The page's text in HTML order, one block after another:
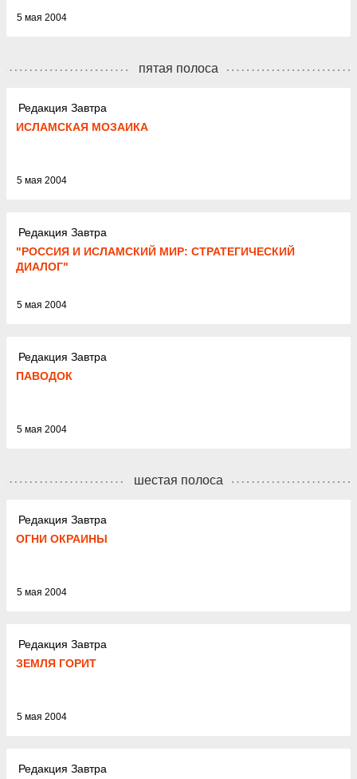
5 мая 2004
пятая полоса
Редакция Завтра
ИСЛАМСКАЯ МОЗАИКА
5 мая 2004
Редакция Завтра
"РОССИЯ И ИСЛАМСКИЙ МИР: СТРАТЕГИЧЕСКИЙ
ДИАЛОГ"
5 мая 2004
Редакция Завтра
ПАВОДОК
5 мая 2004
шестая полоса
Редакция Завтра
ОГНИ ОКРАИНЫ
5 мая 2004
Редакция Завтра
ЗЕМЛЯ ГОРИТ
5 мая 2004
Редакция Завтра